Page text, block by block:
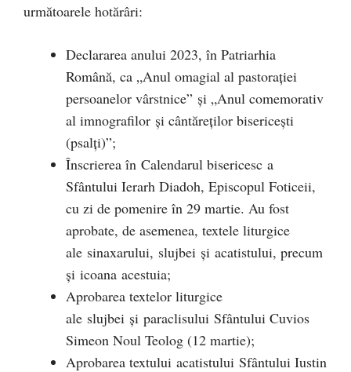
următoarele hotărâri:
Declararea anului 2023, în Patriarhia
Română, ca „Anul omagial al pastorației
persoanelor vârstnice” și „Anul comemorativ
al imnografilor și cântăreților bisericești
(psalți)”;
Înscrierea în Calendarul bisericesc a
Sfântului Ierarh Diadoh, Episcopul Foticeii,
cu zi de pomenire în 29 martie. Au fost
aprobate, de asemenea, textele liturgice
ale sinaxarului, slujbei și acatistului, precum
și icoana acestuia;
Aprobarea textelor liturgice
ale slujbei și paraclisului Sfântului Cuvios
Simeon Noul Teolog (12 martie);
Aprobarea textului acatistului Sfântului Iustin